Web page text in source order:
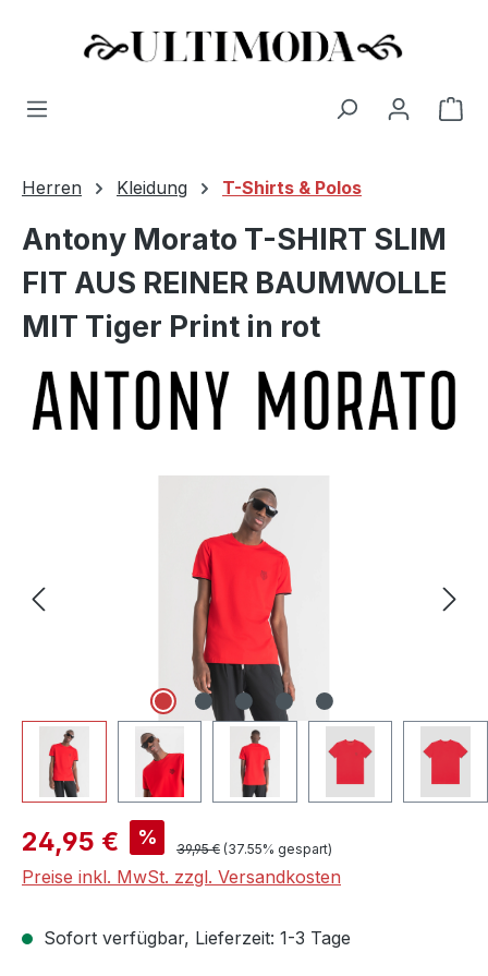
Zum Hauptinhalt springen
Herren Kleidung T-Shirts & Polos
Antony Morato T-SHIRT SLIM
FIT AUS REINER BAUMWOLLE
MIT Tiger Print in rot
Verkaufspreis:
24,95 € % Regulärer Preis:
39,95 € (37.55% gespart)
Preise inkl. MwSt. zzgl. Versandkosten
Sofort verfügbar, Lieferzeit: 1-3 Tage